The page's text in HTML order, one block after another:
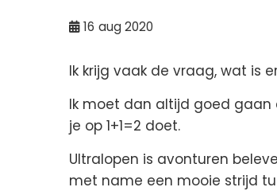
16 aug 2020
Ik krijg vaak de vraag, wat is
Ik moet dan altijd goed gaan
je op 1+1=2 doet.
Ultralopen is avonturen
met name een mooie strijd